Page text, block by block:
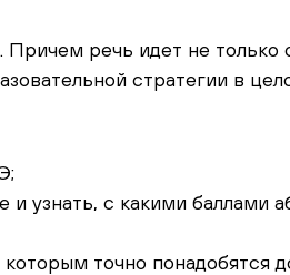
речь идет не только
стратегии в
узнать, с какими баллами
точно понадобятся